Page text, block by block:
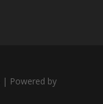
| Powered by